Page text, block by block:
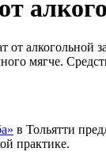
алкогольной
мягче.
в Тольятти
практике.